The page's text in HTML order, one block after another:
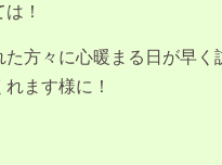
！
方々に心暖まる日が早
ます様に！